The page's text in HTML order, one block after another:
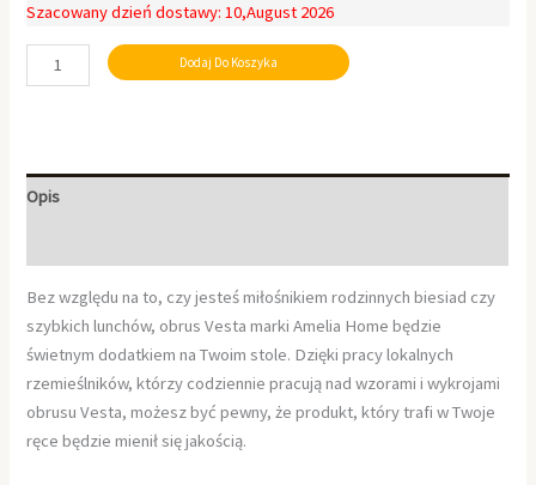
Szacowany dzień dostawy: 10,August 2026
Dodaj Do Koszyka
Opis
Bez względu na to, czy jesteś miłośnikiem rodzinnych biesiad czy
szybkich lunchów, obrus Vesta marki Amelia Home będzie
świetnym dodatkiem na Twoim stole. Dzięki pracy lokalnych
rzemieślników, którzy codziennie pracują nad wzorami i wykrojami
obrusu Vesta, możesz być pewny, że produkt, który trafi w Twoje
ręce będzie mienił się jakością.